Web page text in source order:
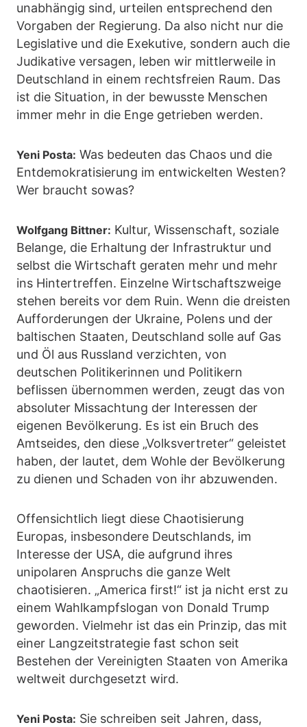
unabhängig sind, urteilen entsprechend den
Vorgaben der Regierung. Da also nicht nur die
Legislative und die Exekutive, sondern auch die
Judikative versagen, leben wir mittlerweile in
Deutschland in einem rechtsfreien Raum. Das
ist die Situation, in der bewusste Menschen
immer mehr in die Enge getrieben werden.
Yeni Posta: Was bedeuten das Chaos und die
Entdemokratisierung im entwickelten Westen?
Wer braucht sowas?
Wolfgang Bittner: Kultur, Wissenschaft, soziale
Belange, die Erhaltung der Infrastruktur und
selbst die Wirtschaft geraten mehr und mehr
ins Hintertreffen. Einzelne Wirtschaftszweige
stehen bereits vor dem Ruin. Wenn die dreisten
Aufforderungen der Ukraine, Polens und der
baltischen Staaten, Deutschland solle auf Gas
und Öl aus Russland verzichten, von
deutschen Politikerinnen und Politikern
beflissen übernommen werden, zeugt das von
absoluter Missachtung der Interessen der
eigenen Bevölkerung. Es ist ein Bruch des
Amtseides, den diese „Volksvertreter“ geleistet
haben, der lautet, dem Wohle der Bevölkerung
zu dienen und Schaden von ihr abzuwenden.
Offensichtlich liegt diese Chaotisierung
Europas, insbesondere Deutschlands, im
Interesse der USA, die aufgrund ihres
unipolaren Anspruchs die ganze Welt
chaotisieren. „America first!“ ist ja nicht erst zu
einem Wahlkampfslogan von Donald Trump
geworden. Vielmehr ist das ein Prinzip, das mit
einer Langzeitstrategie fast schon seit
Bestehen der Vereinigten Staaten von Amerika
weltweit durchgesetzt wird.
Yeni Posta: Sie schreiben seit Jahren, dass,